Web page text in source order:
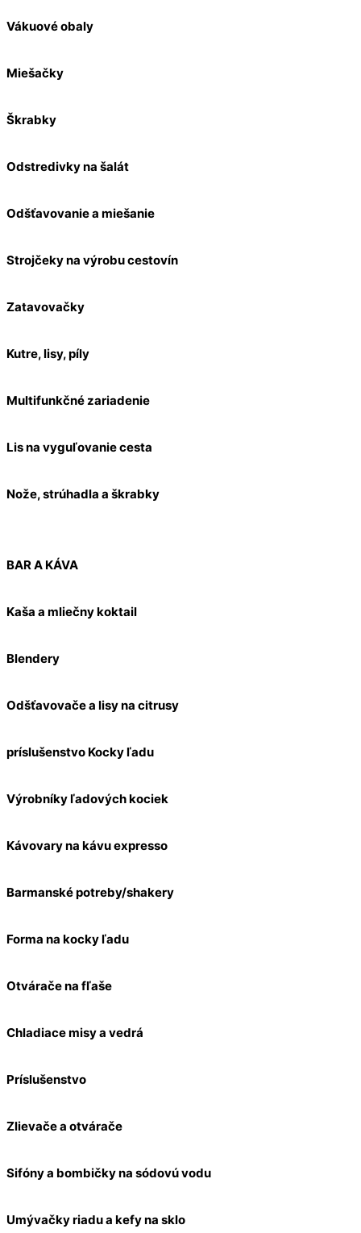
Vákuové obaly
Miešačky
Škrabky
Odstredivky na šalát
Odšťavovanie a miešanie
Strojčeky na výrobu cestovín
Zatavovačky
Kutre, lisy, píly
Multifunkčné zariadenie
Lis na vyguľovanie cesta
Nože, strúhadla a škrabky
BAR A KÁVA
Kaša a mliečny koktail
Blendery
Odšťavovače a lisy na citrusy
príslušenstvo Kocky ľadu
Výrobníky ľadových kociek
Kávovary na kávu expresso
Barmanské potreby/shakery
Forma na kocky ľadu
Otvárače na fľaše
Chladiace misy a vedrá
Príslušenstvo
Zlievače a otvárače
Sifóny a bombičky na sódovú vodu
Umývačky riadu a kefy na sklo